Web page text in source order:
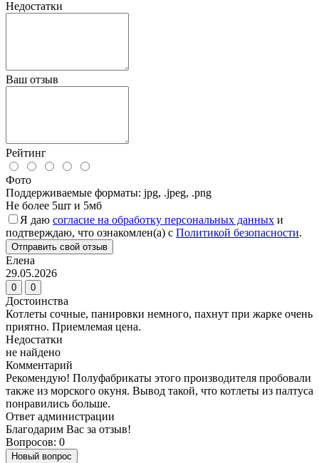
Недостатки
Ваш отзыв
Рейтинг
Фото
Поддерживаемые форматы: jpg, .jpeg, .png
Не более 5шт и 5мб
Я даю согласие на обработку персональных данных и
подтверждаю, что ознакомлен(а) с Политикой безопасности.
Отправить свой отзыв
Елена
29.05.2026
0 0
Достоинства
Котлеты сочные, панировки немного, пахнут при жарке очень
приятно. Приемлемая цена.
Недостатки
не найдено
Комментарий
Рекомендую! Полуфабрикаты этого производителя пробовали
также из морского окуня. Вывод такой, что котлеты из палтуса
понравились больше.
Ответ администрации
Благодарим Вас за отзыв!
Вопросов: 0
Новый вопрос